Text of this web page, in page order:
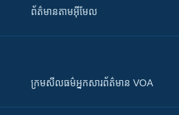
ព័ត៌មាន​តាម​អ៊ីមែល
ក្រម​​​សីលធម៌​​​អ្នក​​​សារព័ត៌មាន VOA